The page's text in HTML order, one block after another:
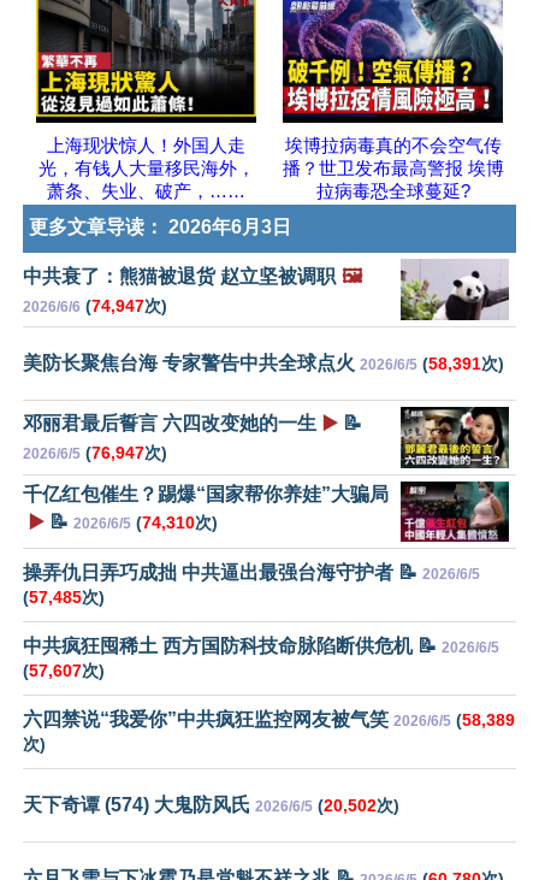
上海现状惊人！外国人走
光，有钱人大量移民海外，
萧条、失业、破产，……
埃博拉病毒真的不会空气传
播？世卫发布最高警报 埃博
拉病毒恐全球蔓延?
更多文章导读： 2026年6月3日
中共衰了：熊猫被退货 赵立坚被调职 🖼️
2026/6/6 (74,947次)
美防长聚焦台海 专家警告中共全球点火 2026/6/5 (58,391次)
邓丽君最后誓言 六四改变她的一生 ▶️ 📝
2026/6/5 (76,947次)
千亿红包催生？踢爆“国家帮你养娃”大骗局
▶️ 📝 2026/6/5 (74,310次)
操弄仇日弄巧成拙 中共逼出最强台海守护者 📝 2026/6/5
(57,485次)
中共疯狂囤稀土 西方国防科技命脉陷断供危机 📝 2026/6/5
(57,607次)
六四禁说“我爱你”中共疯狂监控网友被气笑 2026/6/5 (58,389
次)
天下奇谭 (574) 大鬼防风氏 2026/6/5 (20,502次)